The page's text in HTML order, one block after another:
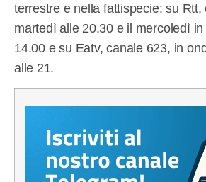
terrestre e nella fattispecie: su Rtt,
martedì alle 20.30 e il mercoledì
14.00 e su Eatv, canale 623, in
alle 21.